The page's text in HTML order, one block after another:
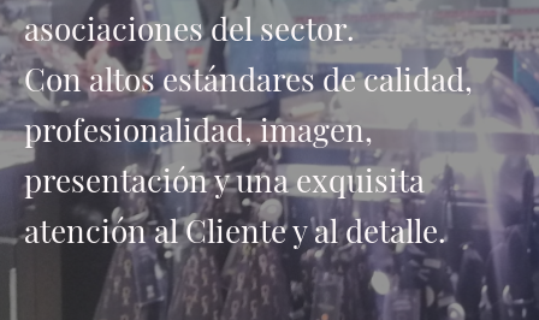
asociaciones del sector.
Con altos estándares de calidad,
profesionalidad, imagen,
presentación y una exquisita
atención al Cliente y al detalle.